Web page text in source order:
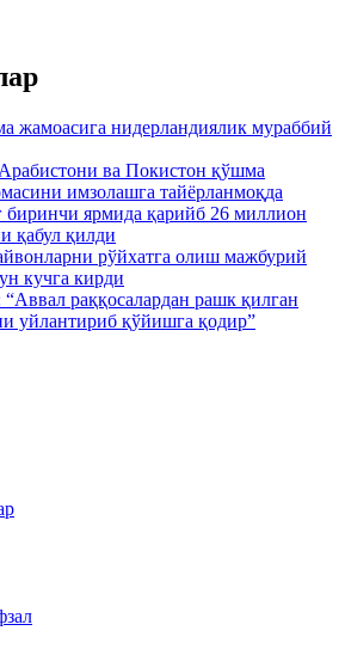
жамоасига нидерландиялик мураббий
ва Покистон қўшма
имзолашга тайёрланмоқда
биринчи ярмида қарийб 26 миллион
қабул қилди
рўйхатга олиш мажбурий
кучга кирди
раққосалардан рашк қилган
уйлантириб қўйишга қодир”